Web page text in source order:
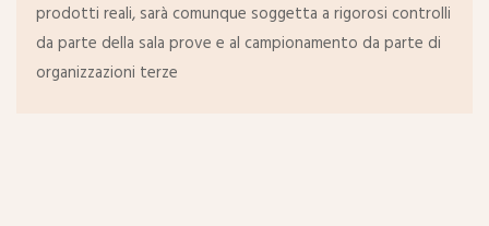
prodotti reali, sarà comunque soggetta a rigorosi controlli
da parte della sala prove e al campionamento da parte di
organizzazioni terze